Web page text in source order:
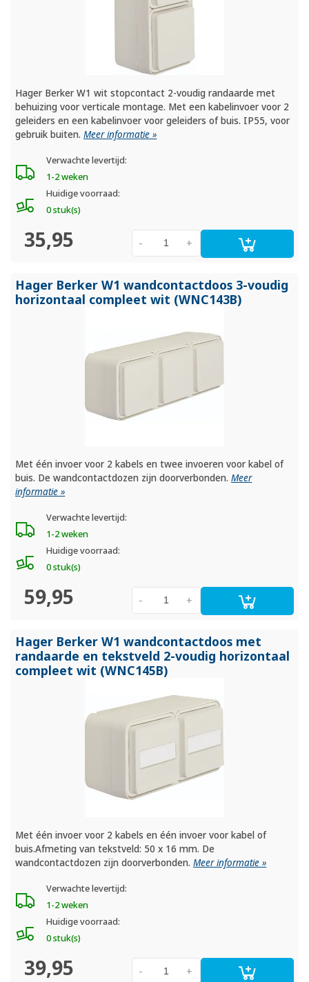
Hager Berker W1 wit stopcontact 2-voudig randaarde met
behuizing voor verticale montage. Met een kabelinvoer voor 2
geleiders en een kabelinvoer voor geleiders of buis. IP55, voor
gebruik buiten.Meer informatie »
Verwachte levertijd:
1-2 weken
Huidige voorraad:
0 stuk(s)
35,95 +
-
Hager Berker W1 wandcontactdoos 3-voudig
horizontaal compleet wit (WNC143B)
Met één invoer voor 2 kabels en twee invoeren voor kabel of
buis. De wandcontactdozen zijn doorverbonden.Meer
informatie »
Verwachte levertijd:
1-2 weken
Huidige voorraad:
0 stuk(s)
59,95 +
-
Hager Berker W1 wandcontactdoos met
randaarde en tekstveld 2-voudig horizontaal
compleet wit (WNC145B)
Met één invoer voor 2 kabels en één invoer voor kabel of
buis.Afmeting van tekstveld: 50 x 16 mm. De
wandcontactdozen zijn doorverbonden.Meer informatie »
Verwachte levertijd:
1-2 weken
Huidige voorraad:
0 stuk(s)
39,95 +
-